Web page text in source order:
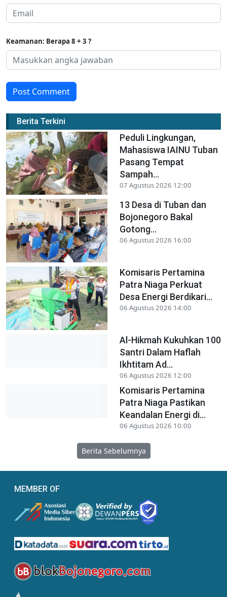
Keamanan: Berapa 8 + 3 ?
Post Comment
Berita Terkini
Peduli Lingkungan,
Mahasiswa IAINU Tuban
Pasang Tempat
Sampah...
07 Agustus 2026 12:00
13 Desa di Tuban dan
Bojonegoro Bakal
Gotong...
06 Agustus 2026 16:00
Komisaris Pertamina
Patra Niaga Perkuat
Desa Energi Berdikari...
06 Agustus 2026 14:00
Al-Hikmah Kukuhkan 100
Santri Dalam Haflah
Ikhtitam Ad...
06 Agustus 2026 12:00
Komisaris Pertamina
Patra Niaga Pastikan
Keandalan Energi di...
06 Agustus 2026 10:00
Berita Sebelumnya
MEMBER OF